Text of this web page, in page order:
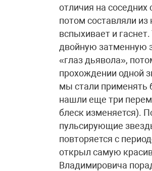
отличия на соседних
потом составляли из
вспыхивает и
двойную затменную
«глаз дьявола»,
прохождении одной
мы стали применять
нашли еще три
блеск изменяется).
пульсирующие
повторяется с
открыл самую
Владимировича